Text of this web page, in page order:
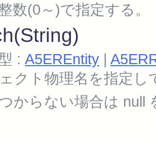
数(0～)で指定する。
: A5EREntity |
クト物理名を指定
からない場合は null